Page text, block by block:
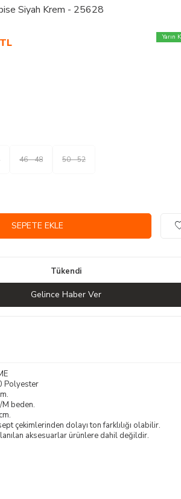
Siyah Krem - 25628
TL Yarın
46 - 48 50 - 52
SEPETE EKLE
Tükendi
Gelince Haber Ver
Polyester
beden.
çekimlerinden dolayı ton farklılığı olabilir.
aksesuarlar ürünlere dahil değildir.